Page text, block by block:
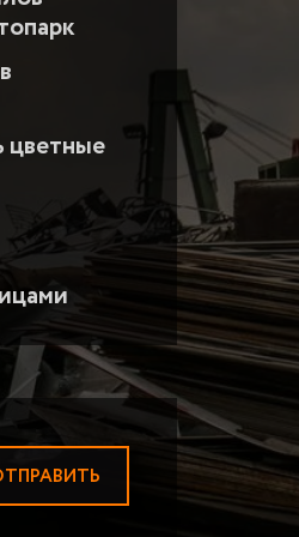
Быстрорезы Р6М5
цветные